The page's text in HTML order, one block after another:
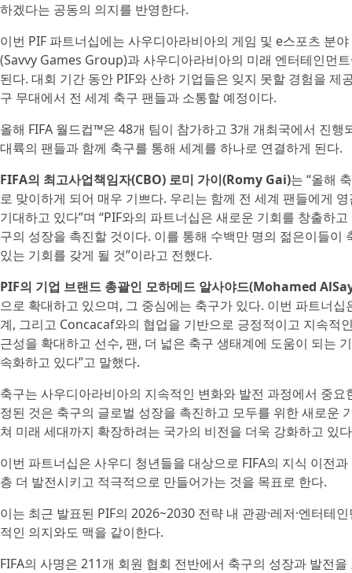
하겠다는 공동의 의지를 반영한다.
이번 PIF 파트너십에는 사우디아라비아의 게임 및 e스포츠 분
(Savvy Games Group)과 사우디아라비아의 미래 엔터테인먼
된다. 대회 기간 동안 PIF와 산하 기업들은 잊지 못할 경험을
구 무대에서 전 세계 축구 팬들과 소통할 예정이다.
올해 FIFA 월드컵™은 48개 팀이 참가하고 3개 개최국에서 진
대륙의 팬들과 함께 축구를 통해 세계를 하나로 연결하게 된다.
FIFA의 최고사업책임자(CBO) 로미 가이(Romy Gai)는 “올해
로 맞이하게 되어 매우 기쁘다. 우리는 함께 전 세계 팬들에게
기대하고 있다”며 “PIF와의 파트너십은 새로운 기회를 창출하
구의 성장을 촉진할 것이다. 이를 통해 수백만 명의 젊은이들
있는 기회를 갖게 될 것”이라고 전했다.
PIF의 기업 브랜드 총괄인 모하메드 알사야드(Mohamed
으로 확대하고 있으며, 그 중심에는 축구가 있다. 이번 파트너
계, 그리고 Concacaf와의 협업을 기반으로 긍정적이고 지속적
근성을 확대하고 선수, 팬, 더 넓은 축구 생태계에 도움이 되는
속화하고 있다”고 말했다.
축구는 사우디아라비아의 지속적인 변화와 발전 과정에서 중
정된 것은 축구의 글로벌 성장을 촉진하고 모두를 위한 새로운
쳐 미래 세대까지 확장하려는 국가의 비전을 더욱 강화하고 있
이번 파트너십은 사우디 청년들을 대상으로 FIFA의 지식 이전
층 더 발전시키고 적극적으로 만들어가는 것을 목표로 한다.
이는 최근 발표된 PIF의 2026~2030 전략 내 관광·레저·엔터테
적인 의지와도 맥을 같이한다.
FIFA의 사명은 211개 회원 협회 전반에서 축구의 성장과 발전